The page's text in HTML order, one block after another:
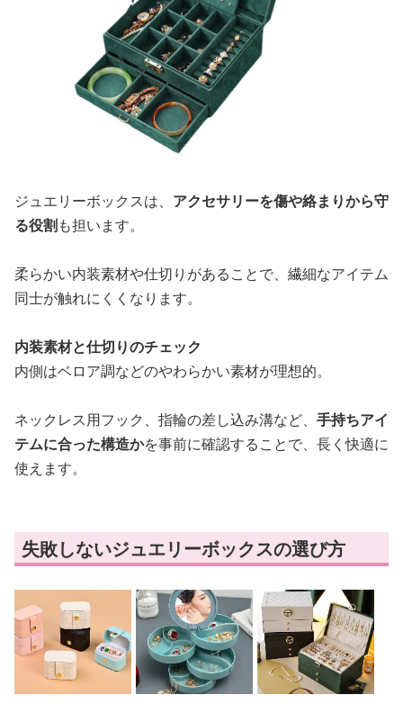
ジュエリーボックスは、 アクセサリーを傷や絡まりから守
る役割も担います。
柔らかい内装素材や仕切りがあることで、繊細なアイテム
同士が触れにくくなります。
内装素材と仕切りのチェック
内側はベロア調などのやわらかい素材が理想的。
ネックレス用フック、指輪の差し込み溝など、 手持ちアイ
テムに合った構造かを事前に確認することで、長く快適に
使えます。
失敗しないジュエリーボックスの選び方